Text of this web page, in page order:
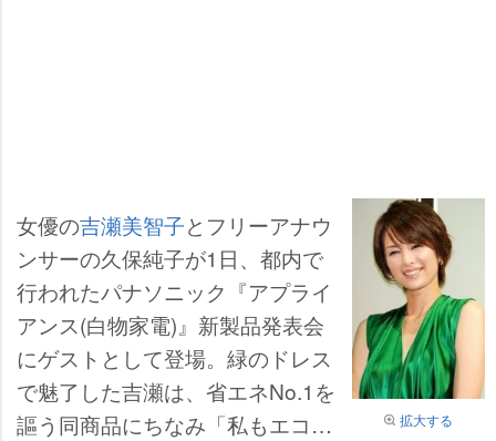
拡大する
女優の吉瀬美智子とフリーアナウ
ンサーの久保純子が1日、都内で
行われたパナソニック『アプライ
アンス(白物家電)』新製品発表会
にゲストとして登場。緑のドレス
で魅了した吉瀬は、省エネNo.1を
謳う同商品にちなみ「私もエコ箸